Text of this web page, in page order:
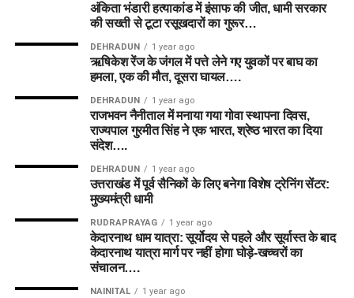
अंकिता भंडारी हत्याकांड में इंसाफ की जीत, धामी सरकार
की सख्ती से टूटा रसूखदारों का गुरूर…
DEHRADUN 1 year ago
ऋषिकेश रेंज के जंगल में पत्ते लेने गए युवकों पर बाघ का
हमला, एक की मौत, दूसरा घायल….
DEHRADUN 1 year ago
राजभवन नैनीताल में मनाया गया गोवा स्थापना दिवस,
राज्यपाल गुरमीत सिंह ने एक भारत, श्रेष्ठ भारत का दिया
संदेश….
DEHRADUN 1 year ago
उत्तराखंड में पूर्व सैनिकों के लिए बनेगा विशेष ट्रेनिंग सेंटर:
मुख्यमंत्री धामी
RUDRAPRAYAG 1 year ago
केदारनाथ धाम यात्रा: सूर्योदय से पहले और सूर्यास्त के बाद
केदारनाथ यात्रा मार्ग पर नहीं होगा घोड़े-खच्चरों का
संचालन….
NAINITAL 1 year ago